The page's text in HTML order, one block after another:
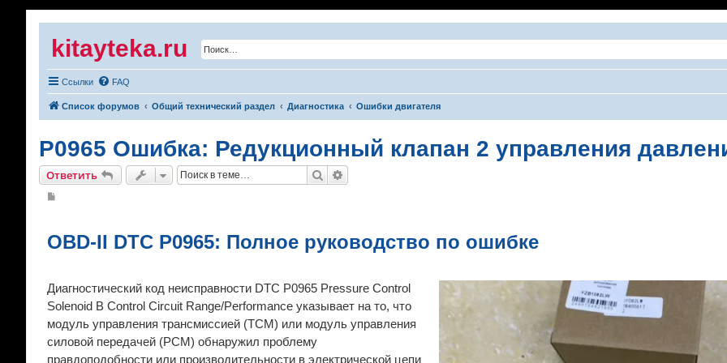
kitayteka.ru
Ссылки FAQ
Список форумов Общий технический раздел Диагностика Ошибки двигателя
P0965 Ошибка: Редукционный клапан 2 управления
Ответить Поиск
щ
е
OBD-II DTC P0965: Полное руководство по ошибке
Диагностический код неисправности DTC P0965 Pressure Control
Solenoid B Control Circuit Range/Performance указывает на то, что
модуль управления трансмиссией (TCM) или модуль управления
силовой передачей (PCM) обнаружил проблему
правдоподобности или производительности в электрической цепи